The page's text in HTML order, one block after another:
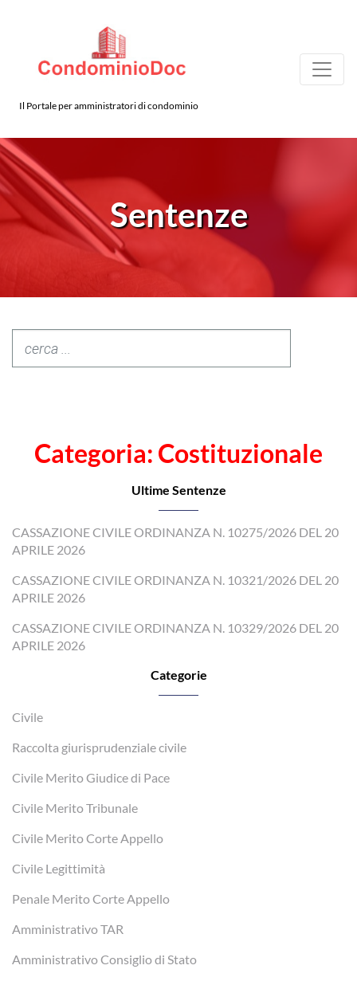
Il Portale per amministratori di condominio
Sentenze
Categoria: Costituzionale
Ultime Sentenze
CASSAZIONE CIVILE ORDINANZA N. 10275/2026 DEL 20
APRILE 2026
CASSAZIONE CIVILE ORDINANZA N. 10321/2026 DEL 20
APRILE 2026
CASSAZIONE CIVILE ORDINANZA N. 10329/2026 DEL 20
APRILE 2026
Categorie
Civile
Raccolta giurisprudenziale civile
Civile Merito Giudice di Pace
Civile Merito Tribunale
Civile Merito Corte Appello
Civile Legittimità
Penale Merito Corte Appello
Amministrativo TAR
Amministrativo Consiglio di Stato